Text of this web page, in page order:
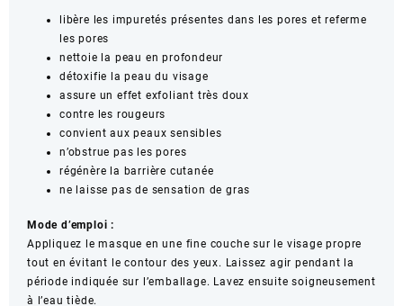
libère les impuretés présentes dans les pores et referme
les pores
nettoie la peau en profondeur
détoxifie la peau du visage
assure un effet exfoliant très doux
contre les rougeurs
convient aux peaux sensibles
n’obstrue pas les pores
régénère la barrière cutanée
ne laisse pas de sensation de gras
Mode d’emploi :
Appliquez le masque en une fine couche sur le visage propre
tout en évitant le contour des yeux. Laissez agir pendant la
période indiquée sur l’emballage. Lavez ensuite soigneusement
à l’eau tiède.